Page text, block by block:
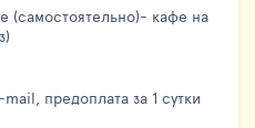
(самостоятельно)- кафе на
предоплата за 1 сутки